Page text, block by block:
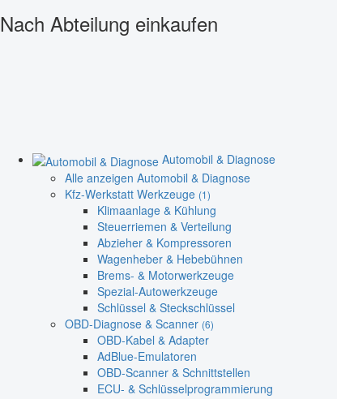
Nach Abteilung einkaufen
Automobil & Diagnose
Alle anzeigen Automobil & Diagnose
Kfz-Werkstatt Werkzeuge (1)
Klimaanlage & Kühlung
Steuerriemen & Verteilung
Abzieher & Kompressoren
Wagenheber & Hebebühnen
Brems- & Motorwerkzeuge
Spezial-Autowerkzeuge
Schlüssel & Steckschlüssel
OBD-Diagnose & Scanner (6)
OBD-Kabel & Adapter
AdBlue-Emulatoren
OBD-Scanner & Schnittstellen
ECU- & Schlüsselprogrammierung